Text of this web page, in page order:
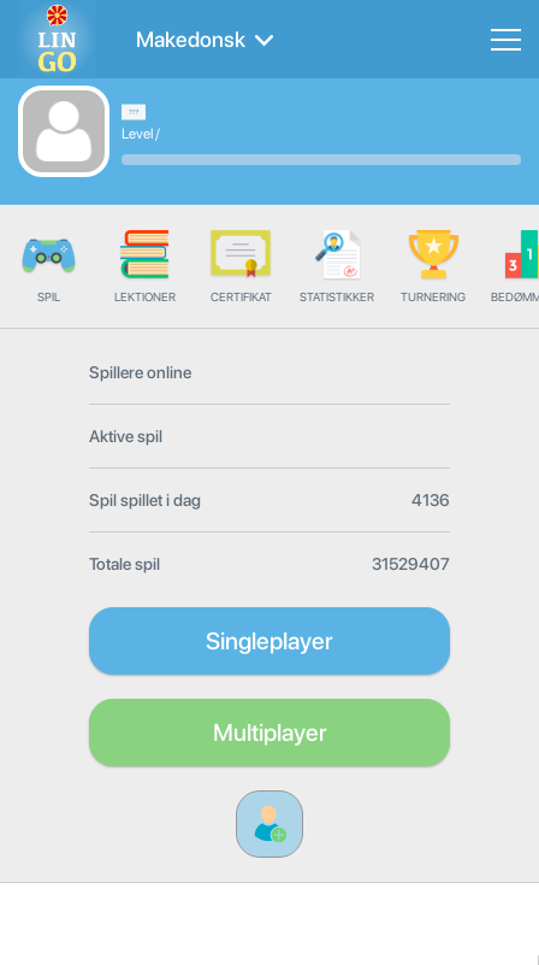
Makedonsk
Level/
SPIL LEKTIONER CERTIFIKAT STATISTIKKER TURNERING
Spillere online
Aktive spil
Spil spillet i dag 4136
Totale spil 31529407
Singleplayer
Multiplayer